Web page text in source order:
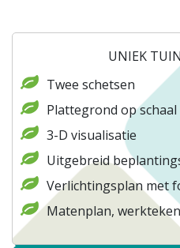
UNIEK
Twee schetsen
Plattegrond op schaal
3-D visualisatie
Uitgebreid
Verlichtingsplan met
Matenplan,